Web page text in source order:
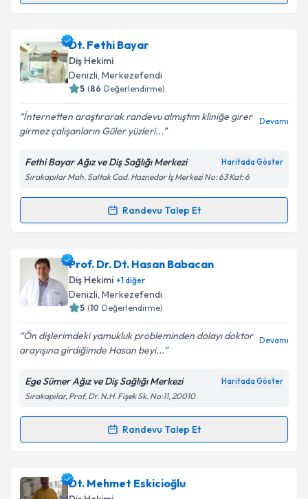
takvim hazırlandığında e-posta ile bilgilendireceğiz.
E-posta Adresiniz
Kişisel verilerimin işlenmesine ilişkin
kapsamda işlenmesini kabul ediyorum.
Takvim Talebini Gönder
Dt. Fethi Bayar
Diş Hekimi
Denizli, Merkezefendi
5 (86 Değerlendirme)
İnternetten araştırarak randevu almıştım kliniğe girer
girmez çalışanların Güler yüzleri...
Devamı
Fethi Bayar Ağız ve Diş Sağlığı Merkezi Haritada Göster
Sırakapılar Mah. Saltak Cad. Haznedar İş Merkezi No: 63 Kat: 6
Randevu Talep Et
Randevu Takvimi Talebi
Dt. Fethi Bayariçin randevu takvimi talebi oluşturun.
Size bu uzmandan randevu almanız için bir takvim
hazırlandığında e-posta ile bilgilendireceğiz.
Kişisel verilerimin işlenmesine ilişkin
Aydınlatma
Metni'ni okudum ve kişisel verilerimin belirtilen
kapsamda işlenmesini kabul ediyorum.
Prof. Dr. Dt. Hasan Babacan
Diş Hekimi +1diğer
Denizli, Merkezefendi
5 (10 Değerlendirme)
Ön dişlerimdeki yamukluk probleminden dolayı doktor
arayışına girdiğimde Hasan beyi...
Devamı
Ege Sümer Ağız ve Diş Sağlığı Merkezi Haritada Göster
Sırakapılar, Prof. Dr. N.H. Fişek Sk. No:11, 20010
Randevu Talep Et
Randevu Takvimi Talebi
Prof. Dr. Dt. Hasan Babacaniçin randevu takvimi
talebi oluşturun. Size bu uzmandan randevu almanız
Dt. Mehmet Eskicioğlu